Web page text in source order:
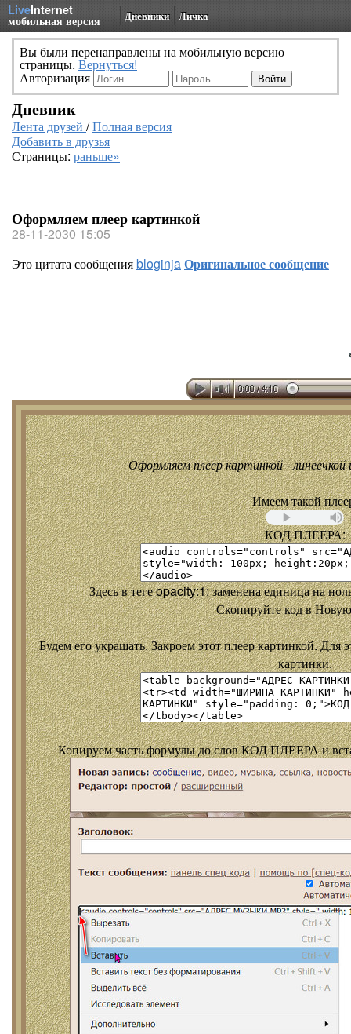
LiveInternet
мобильная версия Дневники Личка
Вы были перенаправлены на мобильную версию
страницы. Вернуться!
Авторизация
Дневник
Лента друзей /Полная версия
Добавить в друзья
Страницы: раньше»
Оформляем плеер картинкой
28-11-2030 15:05
Это цитата сообщенияbloginjaОригинальное сообщение
Оформляем плеер картинкой - линеечкой
Имеем такой
КОД ПЛЕЕРА:
Здесь в теге opacity:1; заменена единица на
Скопируйте код в
Будем его украшать. Закроем этот плеер картинкой. Для
картинки.
Копируем часть формулы до слов КОД ПЛЕЕРА и